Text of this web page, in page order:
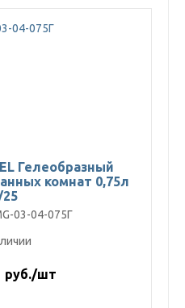
Гелеобразный
комнат 0,75л
25
03-04-075Г
руб./шт